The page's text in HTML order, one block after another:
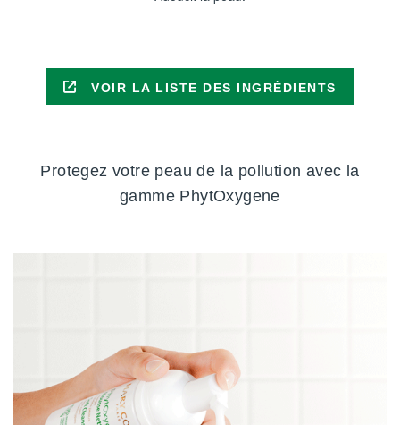
VOIR LA LISTE DES INGRÉDIENTS
Protegez votre peau de la pollution avec la
gamme PhytOxygene